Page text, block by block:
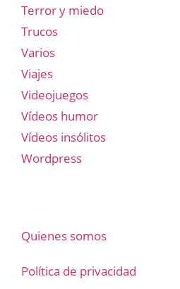
Terror y miedo
Trucos
Varios
Viajes
Videojuegos
Vídeos humor
Vídeos insólitos
Wordpress
Quienes somos
Política de privacidad